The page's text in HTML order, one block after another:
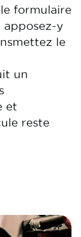
formulaire
apposez-y
le
un
et
reste